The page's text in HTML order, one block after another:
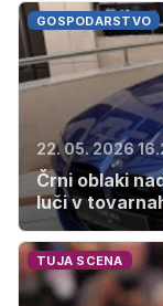
GOSPODARSTVO
22. 05. 2026
Črni oblaki
luči v
TUJA SCENA